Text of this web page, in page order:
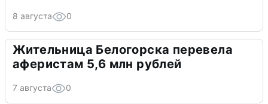
8 августа 0
Жительница Белогорска перевела
аферистам 5,6 млн рублей
7 августа 0